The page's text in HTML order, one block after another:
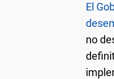
El
no